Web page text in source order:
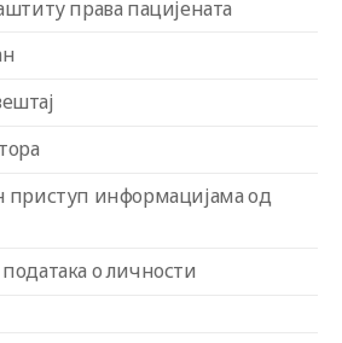
права пацијената
приступ информацијама од
о личности